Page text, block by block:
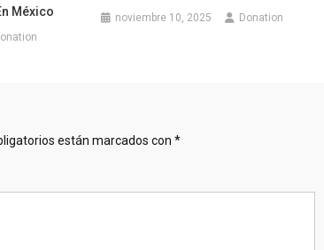
México
noviembre 10, 2025 Donation
están marcados con *